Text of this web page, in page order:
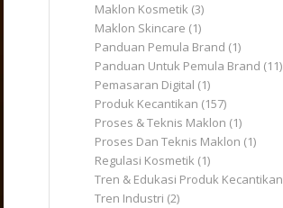
Maklon Kosmetik (3)
Maklon Skincare (1)
Panduan Pemula Brand (1)
Panduan Untuk Pemula Brand (11)
Pemasaran Digital (1)
Produk Kecantikan (157)
Proses & Teknis Maklon (1)
Proses Dan Teknis Maklon (1)
Regulasi Kosmetik (1)
Tren & Edukasi Produk Kecantikan
Tren Industri (2)